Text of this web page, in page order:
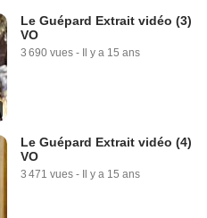
Le Guépard Extrait vidéo (3)
VO
3 690 vues - Il y a 15 ans
Le Guépard Extrait vidéo (4)
VO
3 471 vues - Il y a 15 ans